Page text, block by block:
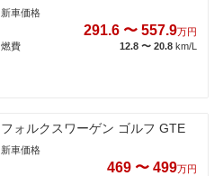
新車価格
291.6 〜 557.9万円
燃費
12.8 〜 20.8 km/L
フォルクスワーゲン ゴルフ GTE
新車価格
469 〜 499万円